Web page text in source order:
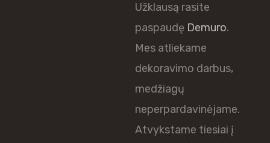
Užklausą rasite
paspaudę Demuro.
Mes atliekame
dekoravimo darbus,
medžiagų
neperpardavinėjame.
Atvykstame tiesiai į